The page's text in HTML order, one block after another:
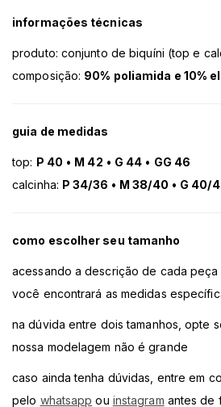
informações técnicas
produto: conjunto de biquíni (top e
composição: 90% poliamida e 10%
guia de medidas
top: P 40 • M 42 • G 44 • GG 46
calcinha: P 34/36 • M 38/40 • G 40/
como escolher seu tamanho
acessando a descrição de cada peça
você encontrará as medidas
na dúvida entre dois tamanhos, opte
nossa modelagem não é grande
caso ainda tenha dúvidas, entre em
pelo whatsapp ou instagram antes de